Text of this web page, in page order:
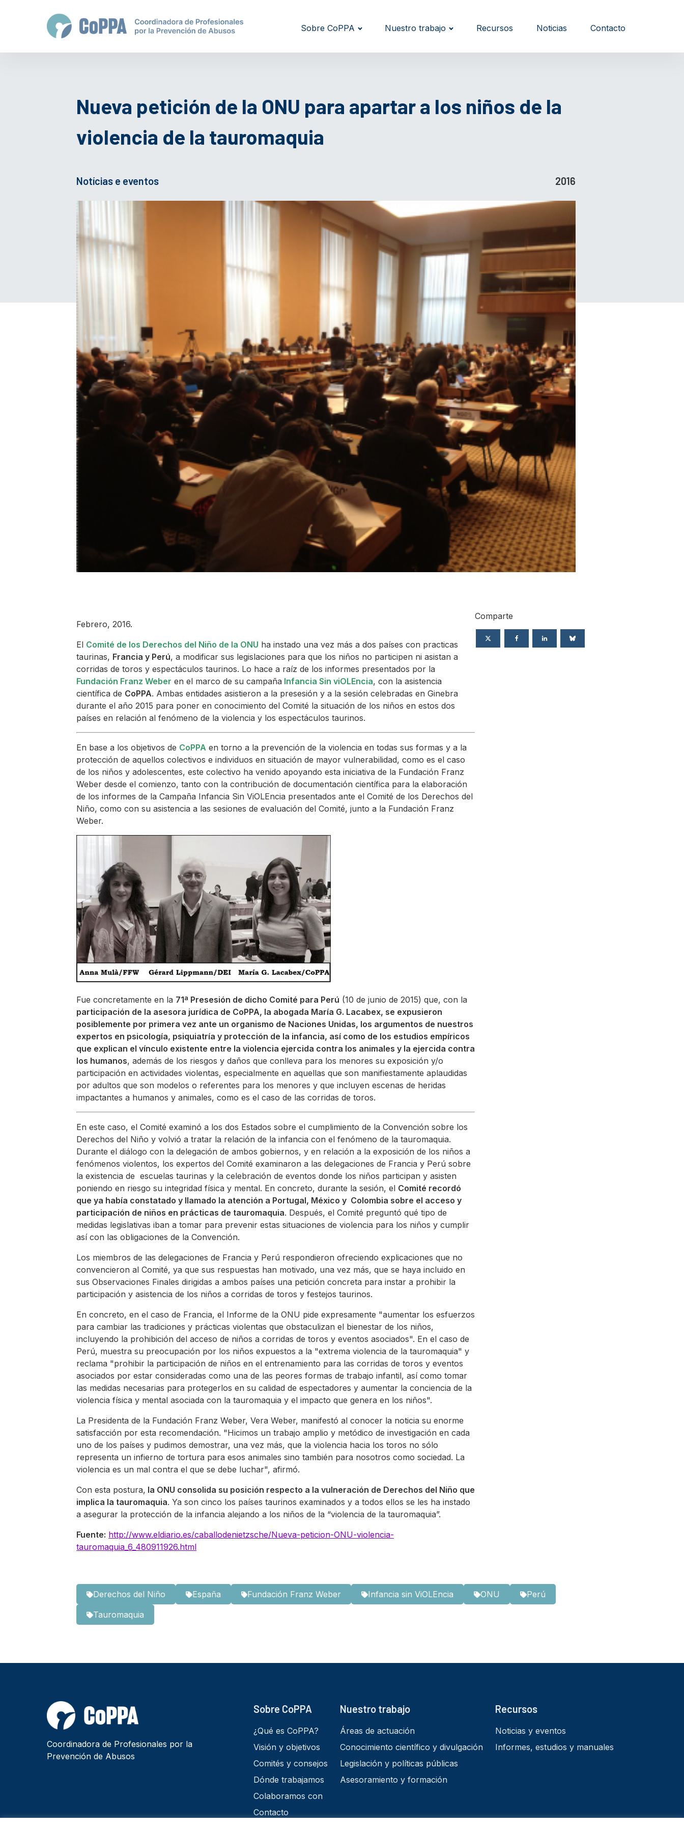
Sobre CoPPA Nuestro trabajo Recursos Noticias Contacto
Nueva petición de la ONU para apartar a los niños de la
violencia de la tauromaquia
Notícias e eventos 2016
Febrero, 2016.
El Comité de los Derechos del Niño de la ONU ha instado una vez más a dos países con practicas
taurinas, Francia y Perú, a modificar sus legislaciones para que los niños no participen ni asistan a
corridas de toros y espectáculos taurinos. Lo hace a raíz de los informes presentados por la
Fundación Franz Weber en el marco de su campaña Infancia Sin viOLEncia, con la asistencia
científica de CoPPA. Ambas entidades asistieron a la presesión y a la sesión celebradas en Ginebra
durante el año 2015 para poner en conocimiento del Comité la situación de los niños en estos dos
países en relación al fenómeno de la violencia y los espectáculos taurinos.
En base a los objetivos de CoPPA en torno a la prevención de la violencia en todas sus formas y a la
protección de aquellos colectivos e individuos en situación de mayor vulnerabilidad, como es el caso
de los niños y adolescentes, este colectivo ha venido apoyando esta iniciativa de la Fundación Franz
Weber desde el comienzo, tanto con la contribución de documentación científica para la elaboración
de los informes de la Campaña Infancia Sin ViOLEncia presentados ante el Comité de los Derechos del
Niño, como con su asistencia a las sesiones de evaluación del Comité, junto a la Fundación Franz
Weber.
Fue concretamente en la 71ª Presesión de dicho Comité para Perú (10 de junio de 2015) que, con la
participación de la asesora jurídica de CoPPA, la abogada María G. Lacabex, se expusieron
posiblemente por primera vez ante un organismo de Naciones Unidas, los argumentos de nuestros
expertos en psicología, psiquiatría y protección de la infancia, así como de los estudios empíricos
que explican el vínculo existente entre la violencia ejercida contra los animales y la ejercida contra
los humanos, además de los riesgos y daños que conlleva para los menores su exposición y/o
participación en actividades violentas, especialmente en aquellas que son manifiestamente aplaudidas
por adultos que son modelos o referentes para los menores y que incluyen escenas de heridas
impactantes a humanos y animales, como es el caso de las corridas de toros.
En este caso, el Comité examinó a los dos Estados sobre el cumplimiento de la Convención sobre los
Derechos del Niño y volvió a tratar la relación de la infancia con el fenómeno de la tauromaquia.
Durante el diálogo con la delegación de ambos gobiernos, y en relación a la exposición de los niños a
fenómenos violentos, los expertos del Comité examinaron a las delegaciones de Francia y Perú sobre
la existencia de escuelas taurinas y la celebración de eventos donde los niños participan y asisten
poniendo en riesgo su integridad física y mental. En concreto, durante la sesión, el Comité recordó
que ya había constatado y llamado la atención a Portugal, México y Colombia sobre el acceso y
participación de niños en prácticas de tauromaquia. Después, el Comité preguntó qué tipo de
medidas legislativas iban a tomar para prevenir estas situaciones de violencia para los niños y cumplir
así con las obligaciones de la Convención.
Los miembros de las delegaciones de Francia y Perú respondieron ofreciendo explicaciones que no
convencieron al Comité, ya que sus respuestas han motivado, una vez más, que se haya incluido en
sus Observaciones Finales dirigidas a ambos países una petición concreta para instar a prohibir la
participación y asistencia de los niños a corridas de toros y festejos taurinos.
En concreto, en el caso de Francia, el Informe de la ONU pide expresamente "aumentar los esfuerzos
para cambiar las tradiciones y prácticas violentas que obstaculizan el bienestar de los niños,
incluyendo la prohibición del acceso de niños a corridas de toros y eventos asociados". En el caso de
Perú, muestra su preocupación por los niños expuestos a la "extrema violencia de la tauromaquia" y
reclama "prohibir la participación de niños en el entrenamiento para las corridas de toros y eventos
asociados por estar consideradas como una de las peores formas de trabajo infantil, así como tomar
las medidas necesarias para protegerlos en su calidad de espectadores y aumentar la conciencia de la
violencia física y mental asociada con la tauromaquia y el impacto que genera en los niños".
La Presidenta de la Fundación Franz Weber, Vera Weber, manifestó al conocer la noticia su enorme
satisfacción por esta recomendación. "Hicimos un trabajo amplio y metódico de investigación en cada
uno de los países y pudimos demostrar, una vez más, que la violencia hacia los toros no sólo
representa un infierno de tortura para esos animales sino también para nosotros como sociedad. La
violencia es un mal contra el que se debe luchar", afirmó.
Con esta postura, la ONU consolida su posición respecto a la vulneración de Derechos del Niño que
implica la tauromaquia. Ya son cinco los países taurinos examinados y a todos ellos se les ha instado
a asegurar la protección de la infancia alejando a los niños de la “violencia de la tauromaquia”.
Fuente: http://www.eldiario.es/caballodenietzsche/Nueva-peticion-ONU-violencia-
tauromaquia_6_480911926.html
Comparte
Derechos del Niño España Fundación Franz Weber Infancia sin ViOLEncia ONU
Perú
Tauromaquia
Coordinadora de Profesionales por la
Prevención de Abusos
Sobre CoPPA
¿Qué es CoPPA?
Visión y objetivos
Comités y consejos
Dónde trabajamos
Colaboramos con
Contacto
Nuestro trabajo
Áreas de actuación
Conocimiento científico y divulgación
Legislación y políticas públicas
Asesoramiento y formación
Recursos
Noticias y eventos
Informes, estudios y manuales